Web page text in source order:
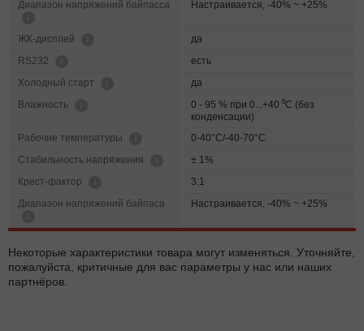
Диапазон напряжений байпасса Настраивается, -40% ~ +25%
ЖК-дисплей
да
RS232
есть
Холодный старт
да
Влажность
0 - 95 % при 0...+40 ⁰С (без
конденсации)
Рабочие температуры
0-40°C/-40-70°C
Cтабильность напряжения
± 1%
Крест-фактор
3:1
Диапазон напряжений байпаса
Настраивается, -40% ~ +25%
Некоторые характеристики товара могут изменяться. Уточняйте,
пожалуйста, критичные для вас параметры у нас или наших
партнёров.